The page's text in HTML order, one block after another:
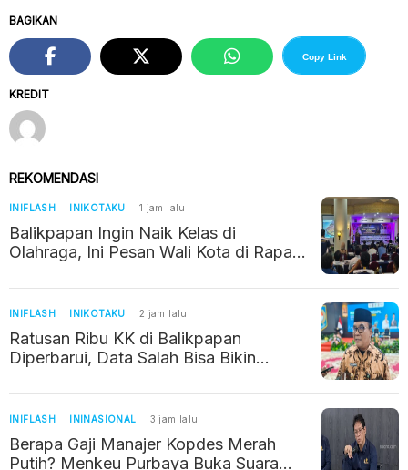
KREDIT
BAGIKAN
Copy Link
REKOMENDASI
INIFLASH INIKOTAKU 1 jam lalu
Balikpapan Ingin Naik Kelas di
Olahraga, Ini Pesan Wali Kota di Rapat
INIFLASH INIKOTAKU 2 jam lalu
Ratusan Ribu KK di Balikpapan
Diperbarui, Data Salah Bisa Bikin
INIFLASH ININASIONAL 3 jam lalu
Berapa Gaji Manajer Kopdes Merah
Putih? Menkeu Purbaya Buka Suara